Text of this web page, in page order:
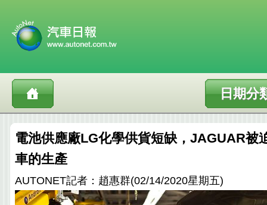
日期分
電池供應廠LG化學供貨短缺，JAGUAR被
車的生產
AUTONET記者：趙惠群(02/14/2020星期五)